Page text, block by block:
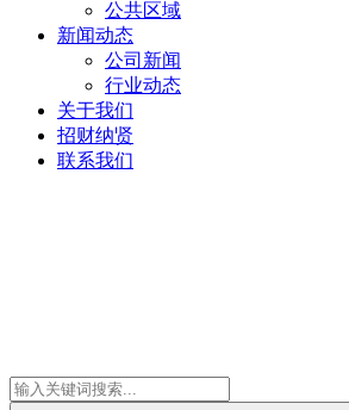
公共区域
新闻动态
公司新闻
行业动态
关于我们
招财纳贤
联系我们